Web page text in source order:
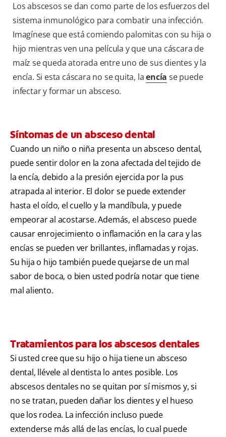
Los abscesos se dan como parte de los esfuerzos del
sistema inmunológico para combatir una infección.
Imagínese que está comiendo palomitas con su hija o
hijo mientras ven una película y que una cáscara de
maíz se queda atorada entre uno de sus dientes y la
encía. Si esta cáscara no se quita, laencía se puede
infectar y formar un absceso.
Síntomas de un absceso dental
Cuando un niño o niña presenta un absceso dental,
puede sentir dolor en la zona afectada del tejido de
la encía, debido a la presión ejercida por la pus
atrapada al interior. El dolor se puede extender
hasta el oído, el cuello y la mandíbula, y puede
empeorar al acostarse. Además, el absceso puede
causar enrojecimiento o inflamación en la cara y las
encías se pueden ver brillantes, inflamadas y rojas.
Su hija o hijo también puede quejarse de un mal
sabor de boca, o bien usted podría notar que tiene
mal aliento.
Tratamientos para los abscesos dentales
Si usted cree que su hijo o hija tiene un absceso
dental, llévele al dentista lo antes posible. Los
abscesos dentales no se quitan por sí mismos y, si
no se tratan, pueden dañar los dientes y el hueso
que los rodea. La infección incluso puede
extenderse más allá de las encías, lo cual puede